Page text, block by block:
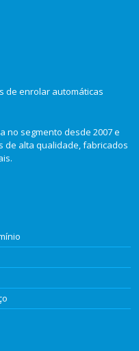
de enrolar automáticas
no segmento desde 2007 e
de alta qualidade, fabricados